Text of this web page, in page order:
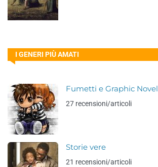
I GENERI PIÙ AMATI
Fumetti e Graphic Novel
27 recensioni/articoli
Storie vere
21 recensioni/articoli